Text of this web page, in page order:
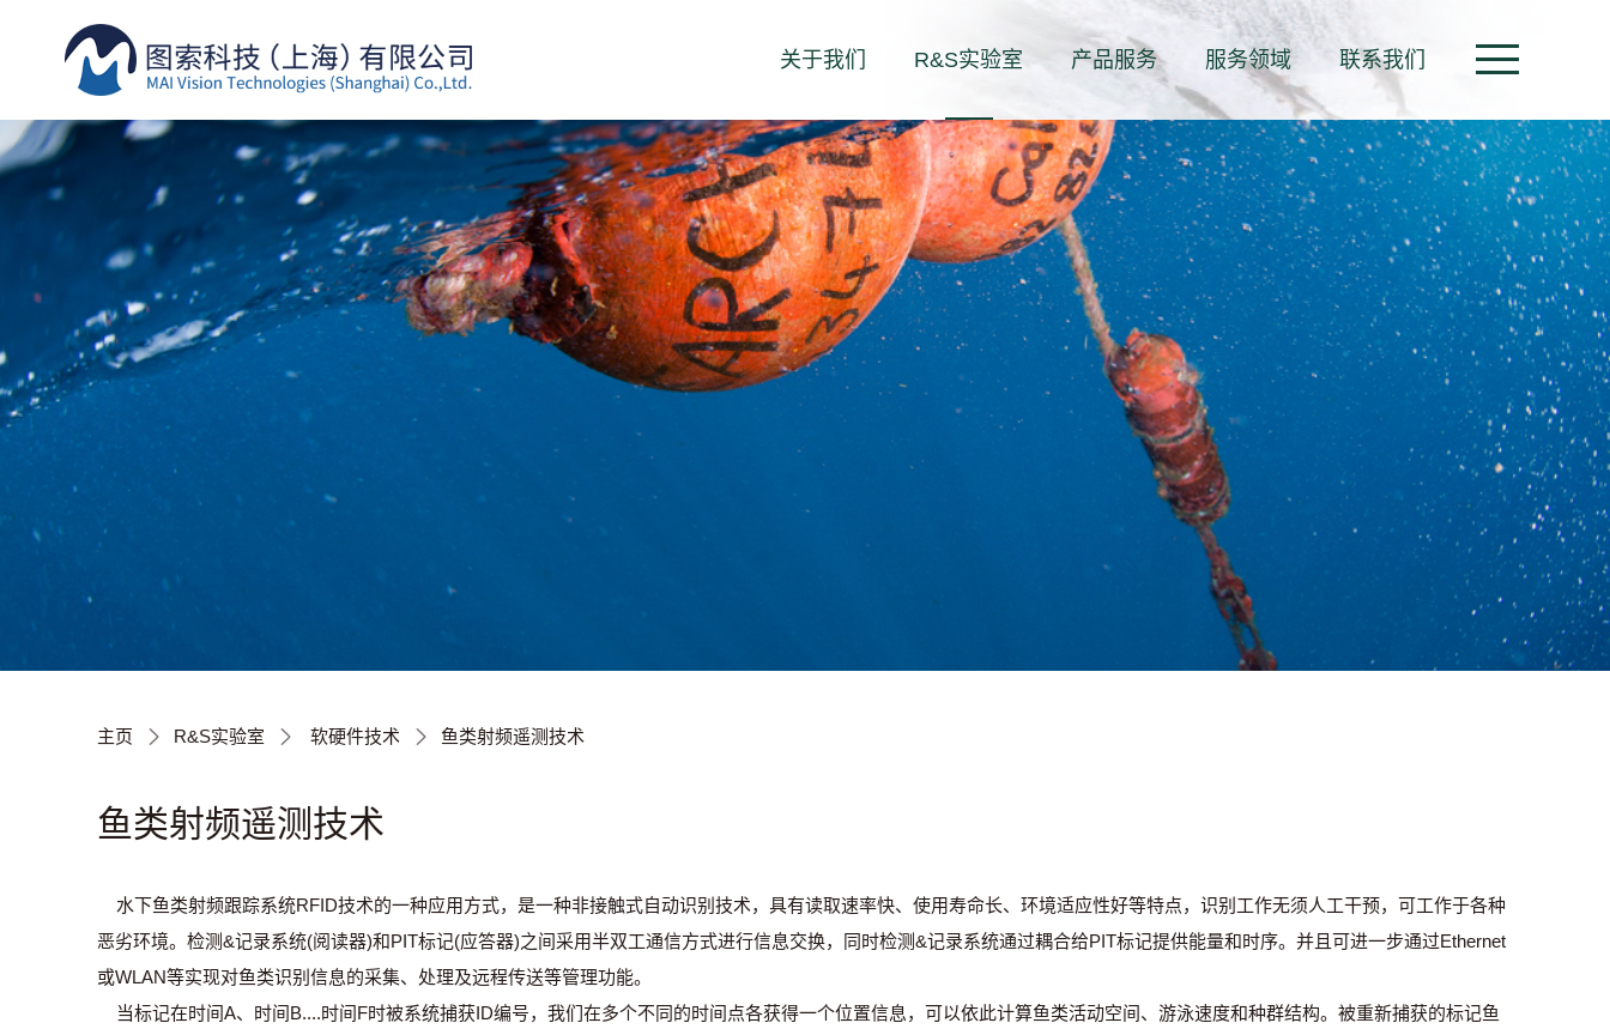
关于我们 R&S实验室 产品服务 服务领域 联系我们
主页 R&S实验室 软硬件技术 鱼类射频遥测技术
鱼类射频遥测技术
水下鱼类射频跟踪系统RFID技术的一种应用方式，是一种非接触式自动识别技术，具有读取速率快、使用寿命长、环境适应性好等特点，识别工作无须人工干预，可工作于各种
恶劣环境。检测&记录系统(阅读器)和PIT标记(应答器)之间采用半双工通信方式进行信息交换，同时检测&记录系统通过耦合给PIT标记提供能量和时序。并且可进一步通过Ethernet
或WLAN等实现对鱼类识别信息的采集、处理及远程传送等管理功能。
当标记在时间A、时间B....时间F时被系统捕获ID编号，我们在多个不同的时间点各获得一个位置信息，可以依此计算鱼类活动空间、游泳速度和种群结构。被重新捕获的标记鱼